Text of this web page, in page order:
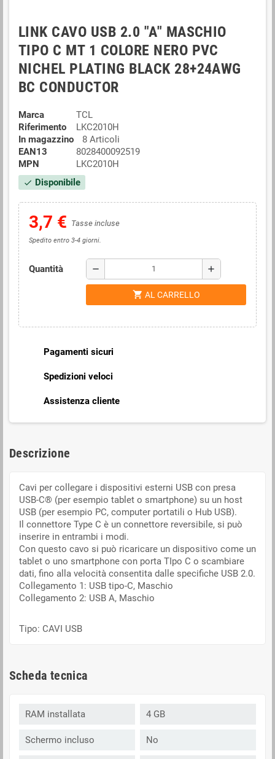
LINK CAVO USB 2.0 "A" MASCHIO
TIPO C MT 1 COLORE NERO PVC
NICHEL PLATING BLACK 28+24AWG
BC CONDUCTOR
Marca
TCL
Riferimento
LKC2010H
In magazzino
8 Articoli
EAN13
8028400092519
MPN
LKC2010H
check Disponibile
3,7 € Tasse incluse
Spedito entro 3-4 giorni.
Quantità remove add
shopping_cart AL CARRELLO
Pagamenti sicuri
Spedizioni veloci
Assistenza cliente
Descrizione
Cavi per collegare i dispositivi esterni USB con presa
USB-C® (per esempio tablet o smartphone) su un host
USB (per esempio PC, computer portatili o Hub USB).
Il connettore Type C è un connettore reversibile, si può
inserire in entrambi i modi.
Con questo cavo si può ricaricare un dispositivo come un
tablet o uno smartphone con porta TIpo C o scambiare
dati, fino alla velocità consentita dalle specifiche USB 2.0.
Collegamento 1: USB tipo-C, Maschio
Collegamento 2: USB A, Maschio
Tipo: CAVI USB
Scheda tecnica
RAM installata 4 GB
Schermo incluso No